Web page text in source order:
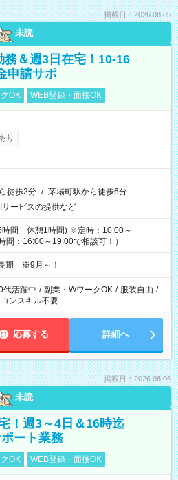
掲載日：2026.08.05
未読
務＆週3日在宅！10-16
申請サポ
OK WEB登録・面接OK
り
徒歩2分 / 茅場町駅から徒歩6分
ービスの提供など
時間 休憩1時間) ※定時：10:00～
：16:00～19:00で相談可！）
期 ※9月～！
代活躍中 / 副業・WワークOK / 服装自由 /
ンスキル不要
応募する 詳細へ
掲載日：2026.08.06
未読
！週3～4日＆16時迄
ート業務
OK WEB登録・面接OK